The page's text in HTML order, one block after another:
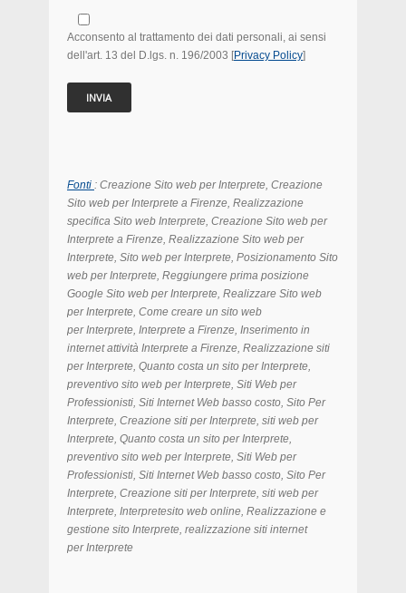
Acconsento al trattamento dei dati personali, ai sensi
dell'art. 13 del D.lgs. n. 196/2003 [Privacy Policy]
Fonti : Creazione Sito web per Interprete, Creazione
Sito web per Interprete a Firenze, Realizzazione
specifica Sito web Interprete, Creazione Sito web per
Interprete a Firenze, Realizzazione Sito web per
Interprete, Sito web per Interprete, Posizionamento Sito
web per Interprete, Reggiungere prima posizione
Google Sito web per Interprete, Realizzare Sito web
per Interprete, Come creare un sito web
per Interprete, Interprete a Firenze, Inserimento in
internet attività Interprete a Firenze, Realizzazione siti
per Interprete, Quanto costa un sito per Interprete,
preventivo sito web per Interprete, Siti Web per
Professionisti, Siti Internet Web basso costo, Sito Per
Interprete, Creazione siti per Interprete, siti web per
Interprete, Quanto costa un sito per Interprete,
preventivo sito web per Interprete, Siti Web per
Professionisti, Siti Internet Web basso costo, Sito Per
Interprete, Creazione siti per Interprete, siti web per
Interprete, Interpretesito web online, Realizzazione e
gestione sito Interprete, realizzazione siti internet
per Interprete